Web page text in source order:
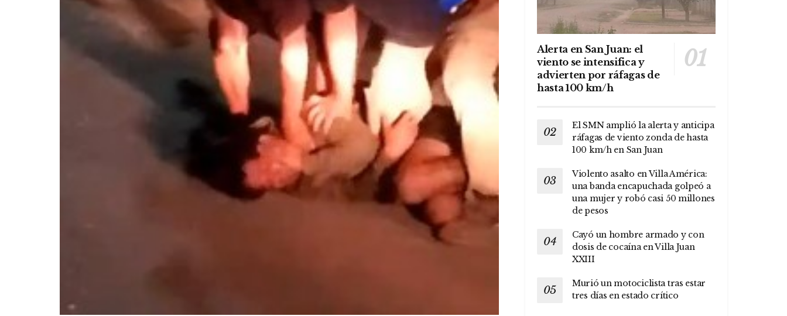
Alerta en San Juan: el
viento se intensifica y
advierten por ráfagas de
hasta 100 km/h
El SMN amplió la alerta y anticipa
ráfagas de viento zonda de hasta
100 km/h en San Juan
Violento asalto en Villa América:
una banda encapuchada golpeó a
una mujer y robó casi 50 millones
de pesos
Cayó un hombre armado y con
dosis de cocaína en Villa Juan
XXIII
Murió un motociclista tras estar
tres días en estado crítico